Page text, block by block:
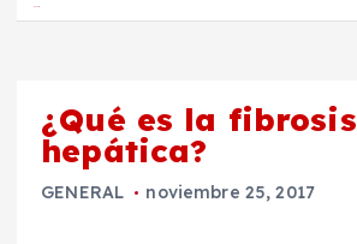
¿Qué es la fibrosis
hepática?
GENERAL noviembre 25, 2017